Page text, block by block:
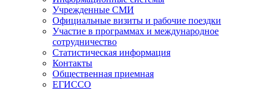
Учрежденные СМИ
Официальные визиты и рабочие поездки
Участие в программах и международное
сотрудничество
Статистическая информация
Контакты
Общественная приемная
ЕГИССО